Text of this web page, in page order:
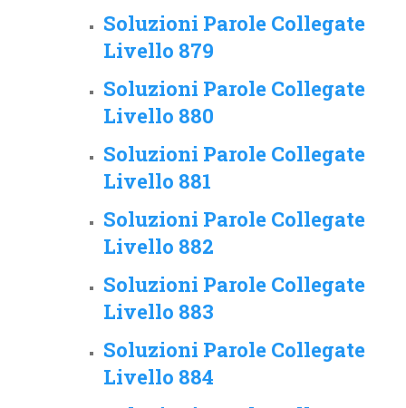
Soluzioni Parole Collegate
Livello 879
Soluzioni Parole Collegate
Livello 880
Soluzioni Parole Collegate
Livello 881
Soluzioni Parole Collegate
Livello 882
Soluzioni Parole Collegate
Livello 883
Soluzioni Parole Collegate
Livello 884